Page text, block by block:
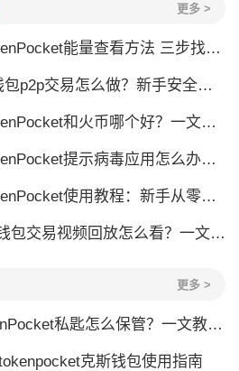
更多 >
能量查看方法 三步找到TRX能量余额
p2p交易怎么做？新手安全指南
和火币哪个好？一文帮你理清选择
提示病毒应用怎么办？原因全解析
使用教程：新手从零学会钱包操作
交易视频回放怎么看？一文教你轻松找回
更多 >
私匙怎么保管？一文教你守住钱包资产
克斯钱包使用指南